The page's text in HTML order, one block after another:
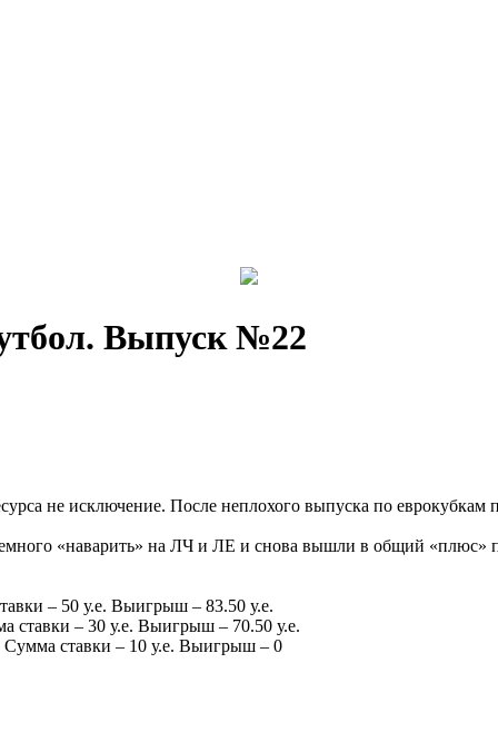
Выпуск №22
не исключение. После неплохого выпуска по еврокубкам
«наварить» на ЛЧ и ЛЕ и снова вышли в общий «плюс»
– 50 у.е. Выигрыш – 83.50 у.е.
ставки – 30 у.е. Выигрыш – 70.50 у.е.
ставки – 10 у.е. Выигрыш – 0